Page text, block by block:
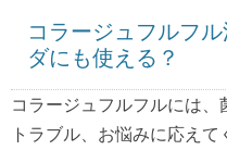
コラージュフルフ
ダにも使える？
コラージュフルフルには
トラブル、お悩みに応え